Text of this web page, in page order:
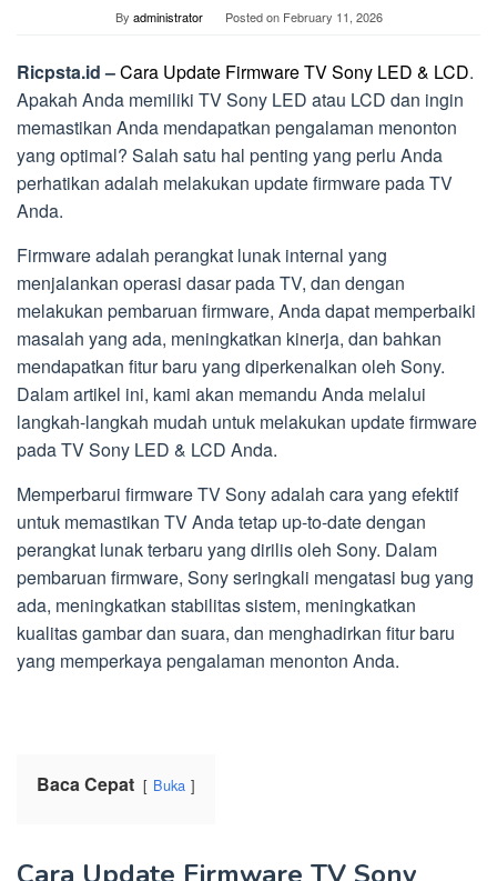
By administrator Posted on February 11, 2026
Ricpsta.id –Cara Update Firmware TV Sony LED & LCD.
Apakah Anda memiliki TV Sony LED atau LCD dan ingin
memastikan Anda mendapatkan pengalaman menonton
yang optimal? Salah satu hal penting yang perlu Anda
perhatikan adalah melakukan update firmware pada TV
Anda.
Firmware adalah perangkat lunak internal yang
menjalankan operasi dasar pada TV, dan dengan
melakukan pembaruan firmware, Anda dapat memperbaiki
masalah yang ada, meningkatkan kinerja, dan bahkan
mendapatkan fitur baru yang diperkenalkan oleh Sony.
Dalam artikel ini, kami akan memandu Anda melalui
langkah-langkah mudah untuk melakukan update firmware
pada TV Sony LED & LCD Anda.
Memperbarui firmware TV Sony adalah cara yang efektif
untuk memastikan TV Anda tetap up-to-date dengan
perangkat lunak terbaru yang dirilis oleh Sony. Dalam
pembaruan firmware, Sony seringkali mengatasi bug yang
ada, meningkatkan stabilitas sistem, meningkatkan
kualitas gambar dan suara, dan menghadirkan fitur baru
yang memperkaya pengalaman menonton Anda.
Baca Cepat Buka